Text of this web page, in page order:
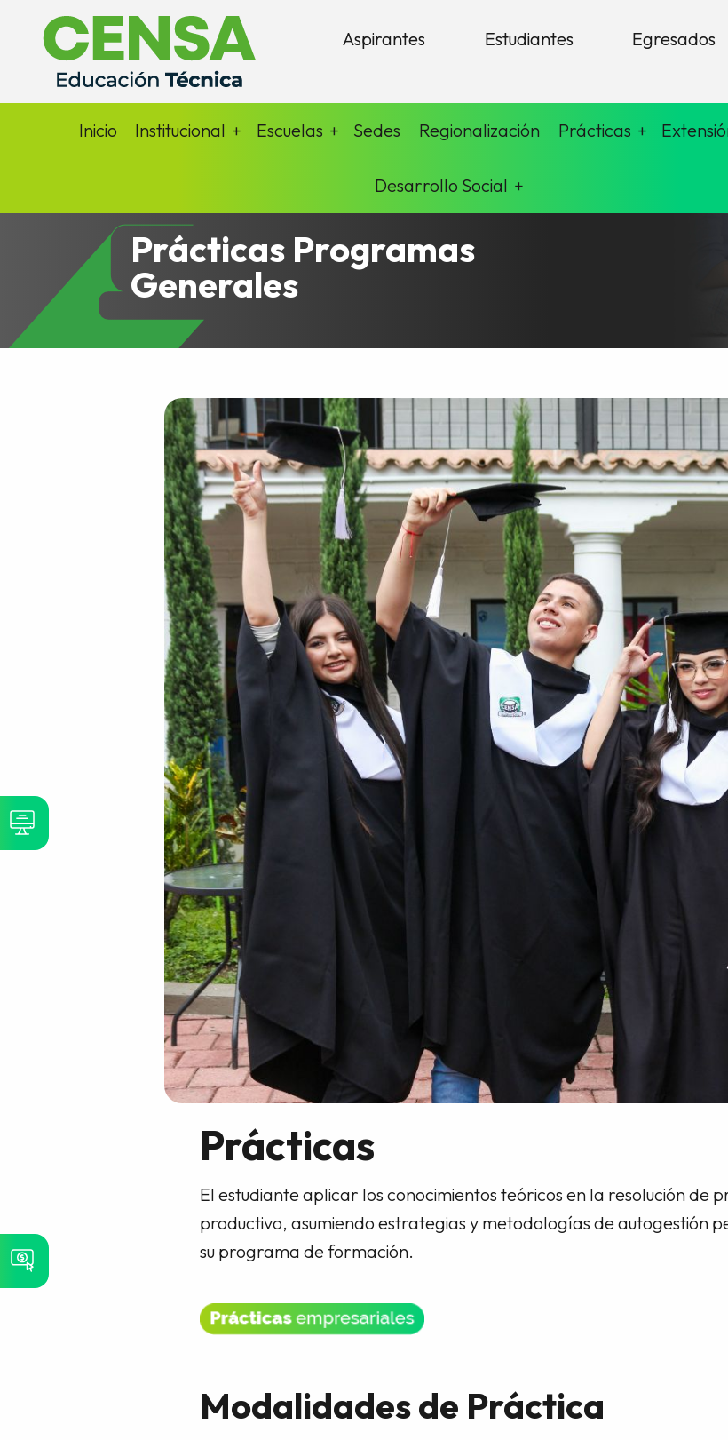
Aspirantes Estudiantes Egresados
Inicio Institucional Escuelas Sedes Regionalización Prácticas
Desarrollo Social
Prácticas Programas
Generales
Prácticas
El estudiante aplicar los conocimientos teóricos en la resolución de
productivo, asumiendo estrategias y metodologías de autogestión
su programa de formación.
Modalidades de Práctica